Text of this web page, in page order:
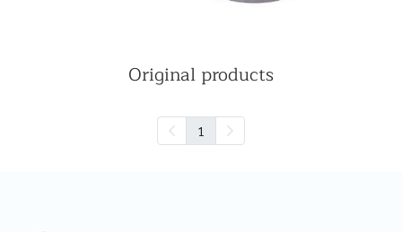
Original products
1